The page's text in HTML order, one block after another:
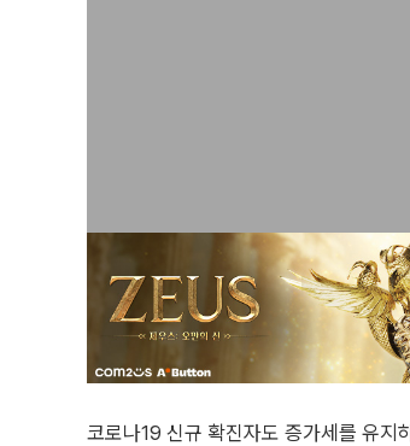
코로나19 신규 확진자도 증가세를 유